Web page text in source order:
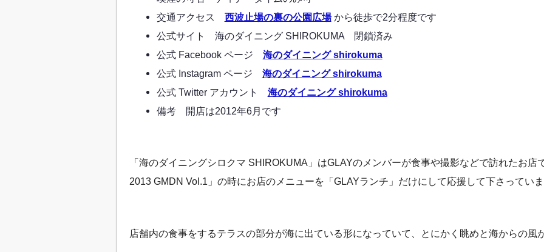
交通アクセス 西波止場の裏の公園広場から徒歩で2分程度です
公式サイト 海のダイニング SHIROKUMA 閉鎖済み
公式 Facebook ページ 海のダイニング shirokuma
公式 Instagram ページ 海のダイニング shirokuma
公式 Twitter アカウント 海のダイニング shirokuma
備考 開店は2012年6月です
「海のダイニングシロクマ SHIROKUMA」はGLAYのメンバーが食事や撮影などで訪れたお店
2013 GMDN Vol.1」の時にお店のメニューを「GLAYランチ」だけにして応援して下さってい
店舗内の食事をするテラスの部分が海に出ている形になっていて、とにかく眺めと海からの風